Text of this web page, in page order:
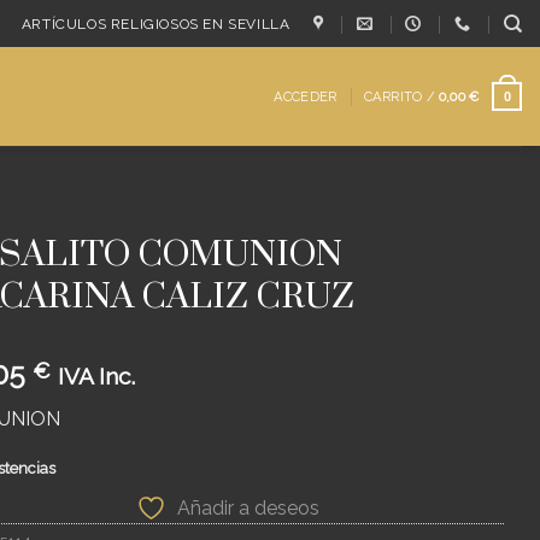
ARTÍCULOS RELIGIOSOS EN SEVILLA
ACCEDER CARRITO /0,00€ 0
COMUNION
CALIZ CRUZ
€ IVA Inc.
Añadir a deseos